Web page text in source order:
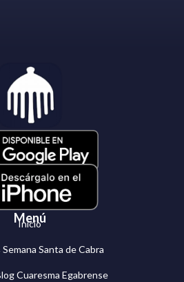
Menú
Inicio
Santa de Cabra
Cuaresma Egabrense